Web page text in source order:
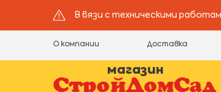
В вязи с техническими
О компании Доставка
магазин